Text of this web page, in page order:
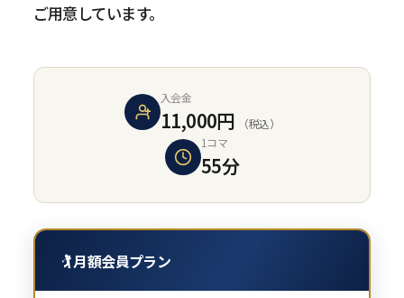
ご用意しています。
入会金
11,000円
（税込）
1コマ
55分
🏌️ 月額会員プラン